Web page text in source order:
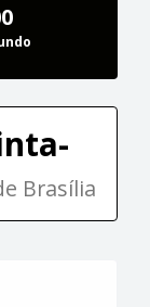
Brasília